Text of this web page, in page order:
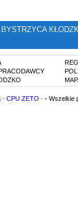
BYSTRZYCA
· CPU ZETO · - Wszelkie